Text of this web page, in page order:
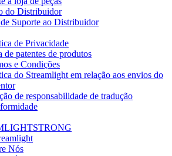
do Distribuidor
Suporte ao Distribuidor
de Privacidade
de patentes de produtos
e Condições
do Streamlight em relação aos envios do
de responsabilidade de tradução
Nós